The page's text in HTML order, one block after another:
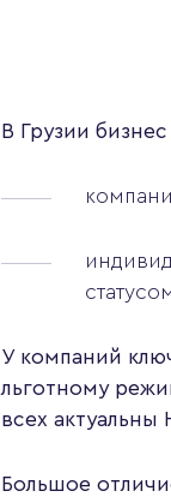
В Грузии
У компаний
льготному
всех
Большое